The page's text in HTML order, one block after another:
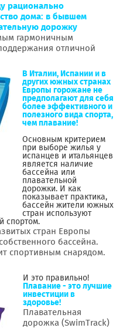
рационально
дома: в бывшем
дорожку
гармоничным
отличной
В Италии, Испании и в
других южных странах
Европы горожане не
предполагают для себя
более эффективного и
полезного вида спорта,
чем плавание!
Основным критерием
при выборе жилья у
испанцев и итальянцев
является наличие
бассейна или
плавательной
дорожки. И как
показывает практика,
бассейн жители южных
стран используют
спортом.
стран Европы
бассейна.
спортивным снарядом.
И это правильно!
Плавание - это лучшие
инвестиции в
здоровье!
Плавательная
дорожка (SwimTrack)